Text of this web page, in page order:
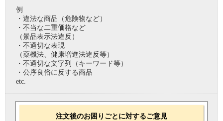
例
・違法な商品（危険物など）
・不当な二重価格など
（景品表示法違反）
・不適切な表現
（薬機法、健康増進法違反等）
・不適切な文字列（キーワード等）
・公序良俗に反する商品
etc.
注文後のお困りごとに対するご意見